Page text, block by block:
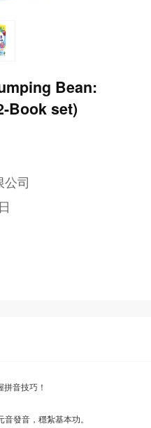
Bean:
Book set)
司
音技巧！
發音，穩紮基本功。